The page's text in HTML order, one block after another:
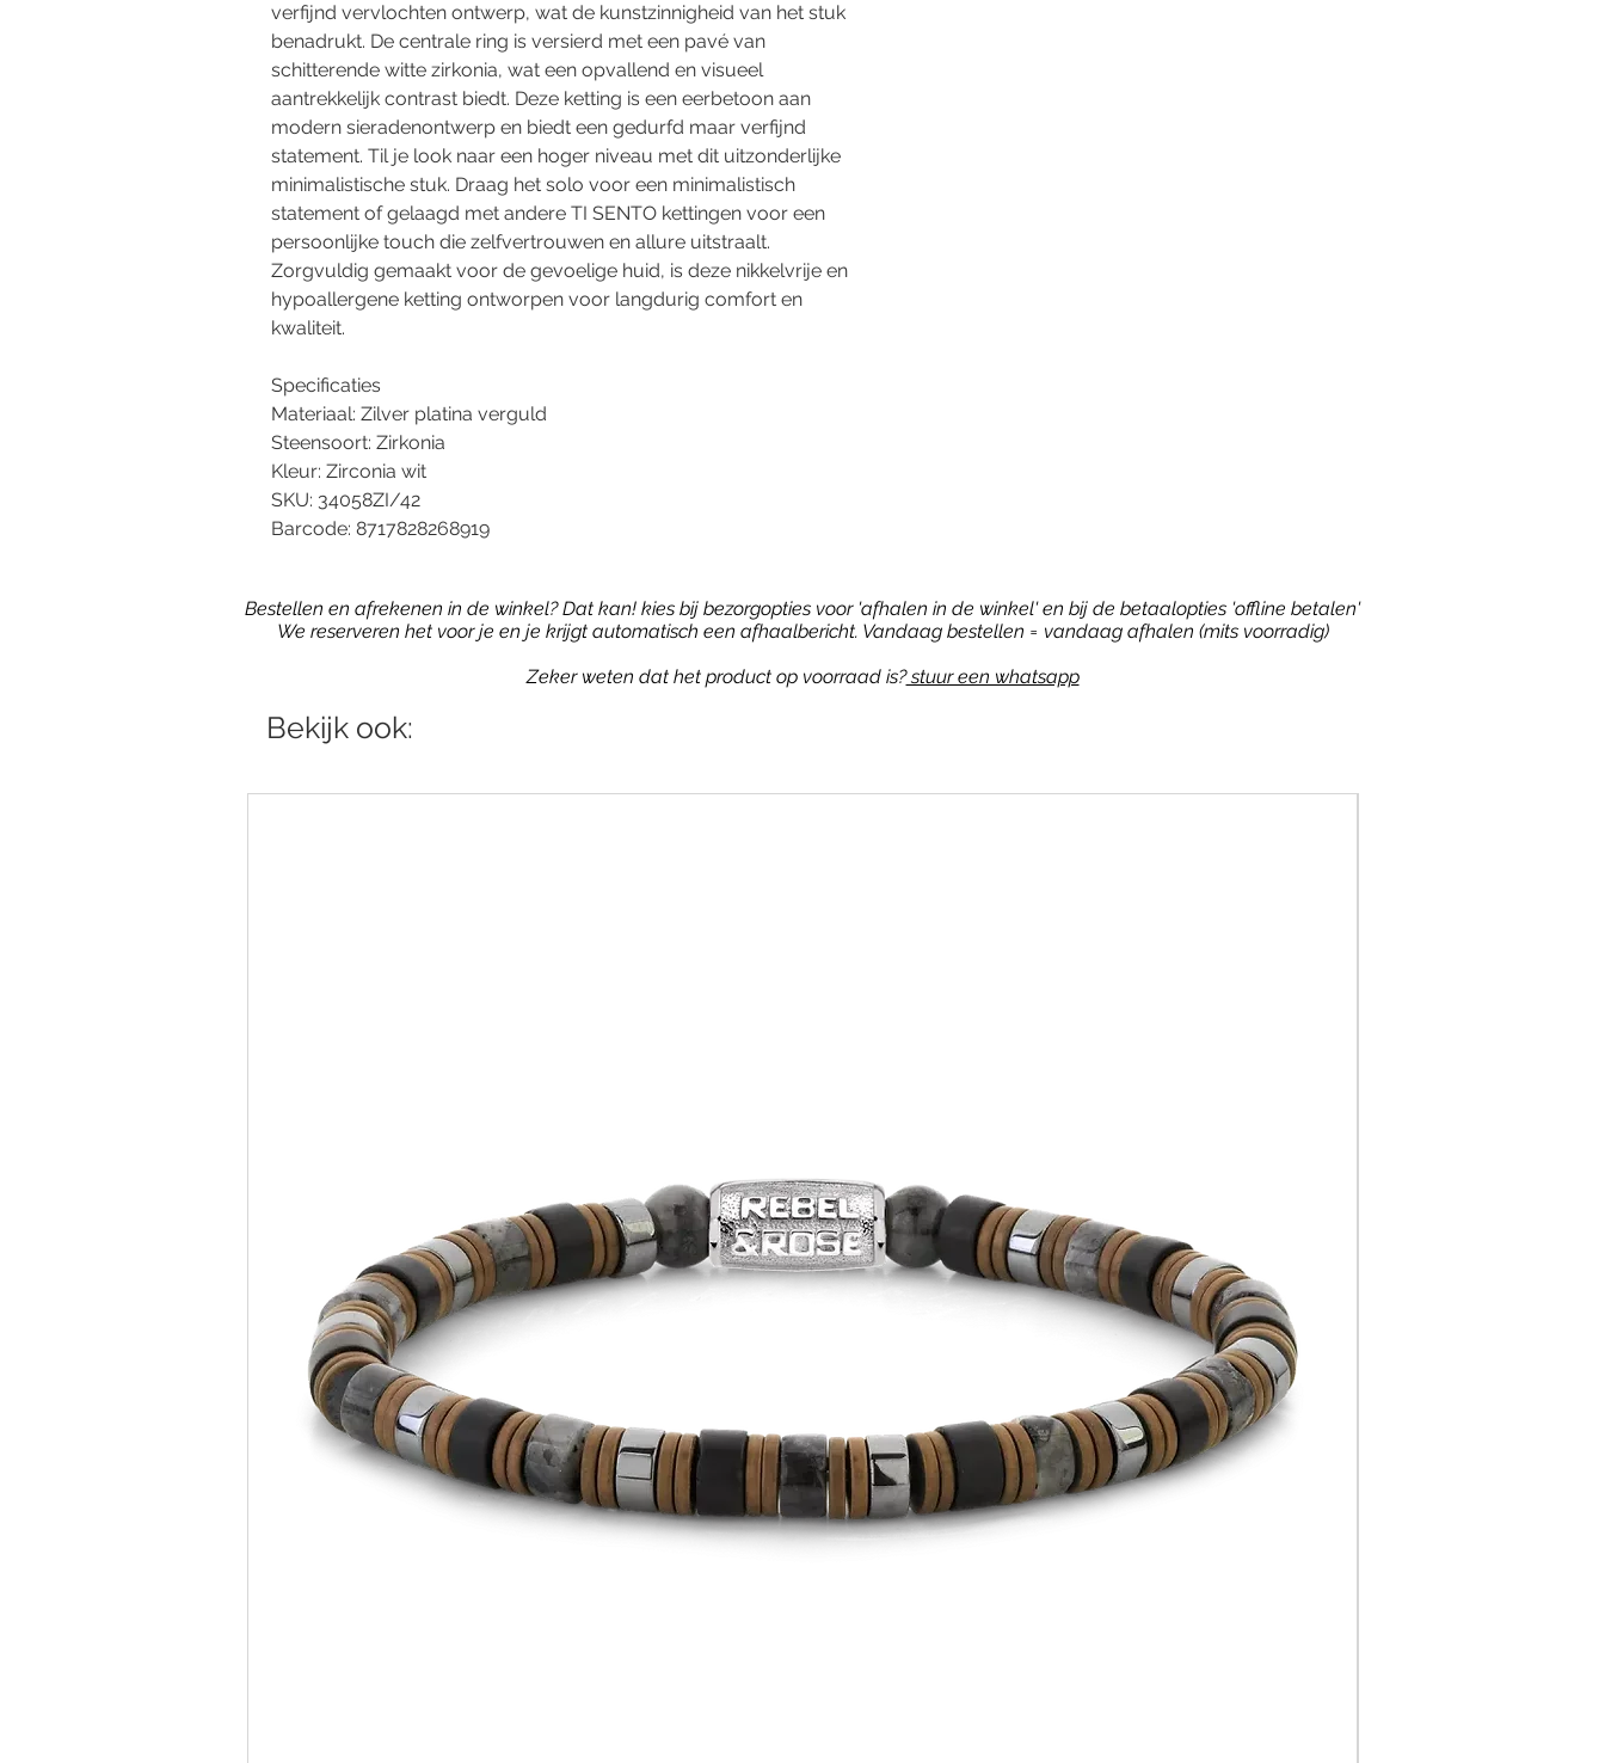
verfijnd vervlochten ontwerp, wat de kunstzinnigheid van het stuk
benadrukt. De centrale ring is versierd met een pavé van
schitterende witte zirkonia, wat een opvallend en visueel
aantrekkelijk contrast biedt. Deze ketting is een eerbetoon aan
modern sieradenontwerp en biedt een gedurfd maar verfijnd
statement. Til je look naar een hoger niveau met dit uitzonderlijke
minimalistische stuk. Draag het solo voor een minimalistisch
statement of gelaagd met andere TI SENTO kettingen voor een
persoonlijke touch die zelfvertrouwen en allure uitstraalt.
Zorgvuldig gemaakt voor de gevoelige huid, is deze nikkelvrije en
hypoallergene ketting ontworpen voor langdurig comfort en
kwaliteit.
Specificaties
Materiaal: Zilver platina verguld
Steensoort: Zirkonia
Kleur: Zirconia wit
SKU: 34058ZI/42
Barcode: 8717828268919
Bestellen en afrekenen in de winkel? Dat kan! kies bij bezorgopties voor 'afhalen in de winkel' en bij de betaalopties 'offline betalen'
We reserveren het voor je en je krijgt automatisch een afhaalbericht. Vandaag bestellen = vandaag afhalen (mits voorradig)
Zeker weten dat het product op voorraad is?stuur een whatsapp
Bekijk ook: